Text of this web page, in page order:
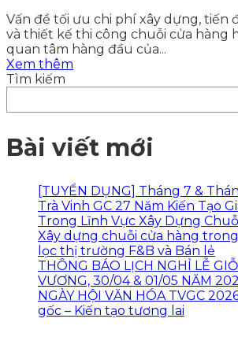
Vấn đề tối ưu chi phí xây dựng, tiến
và thiết kế thi công chuỗi cửa hàng
quan tâm hàng đầu của...
Xem thêm
Tìm kiếm
Bài viết mới
[TUYỂN DỤNG] Tháng 7 &
Trà Vinh GC 27 Năm Kiến Tạo
Trong Lĩnh Vực Xây Dựng
Xây dựng chuỗi cửa hàng
lọc thị trường F&B và Bán lẻ
THÔNG BÁO LỊCH NGHỈ LỄ
VƯƠNG, 30/04 & 01/05 NĂM
NGÀY HỘI VĂN HÓA TVGC
gốc – Kiến tạo tương lai